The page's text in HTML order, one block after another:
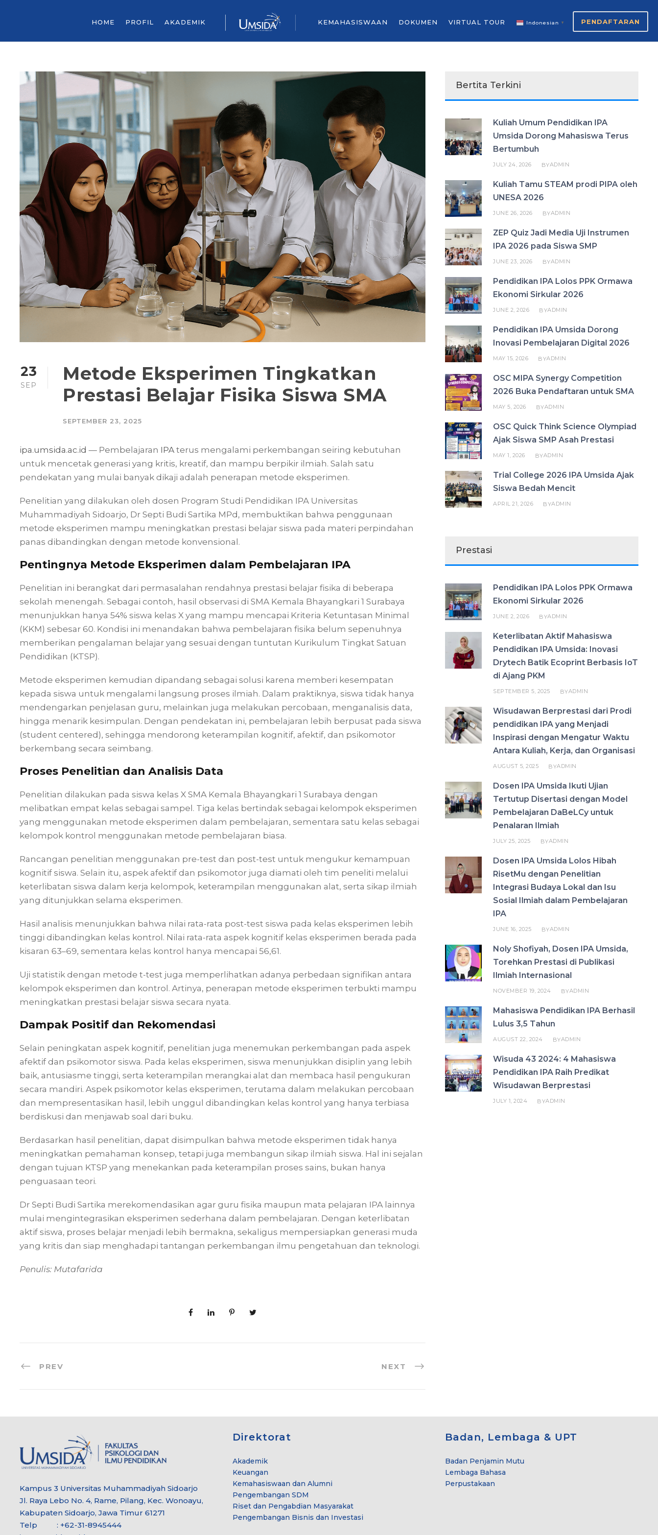
HOME PROFIL AKADEMIK KEMAHASISWAAN DOKUMEN VIRTUAL TOUR Indonesian ▼ PENDAFTARAN
23
SEP
Metode Eksperimen Tingkatkan
Prestasi Belajar Fisika Siswa SMA
SEPTEMBER 23, 2025
ipa.umsida.ac.id — Pembelajaran IPA terus mengalami perkembangan seiring kebutuhan
untuk mencetak generasi yang kritis, kreatif, dan mampu berpikir ilmiah. Salah satu
pendekatan yang mulai banyak dikaji adalah penerapan metode eksperimen.
Penelitian yang dilakukan oleh dosen Program Studi Pendidikan IPA Universitas
Muhammadiyah Sidoarjo, Dr Septi Budi Sartika MPd, membuktikan bahwa penggunaan
metode eksperimen mampu meningkatkan prestasi belajar siswa pada materi perpindahan
panas dibandingkan dengan metode konvensional.
Pentingnya Metode Eksperimen dalam Pembelajaran IPA
Penelitian ini berangkat dari permasalahan rendahnya prestasi belajar fisika di beberapa
sekolah menengah. Sebagai contoh, hasil observasi di SMA Kemala Bhayangkari 1 Surabaya
menunjukkan hanya 54% siswa kelas X yang mampu mencapai Kriteria Ketuntasan Minimal
(KKM) sebesar 60. Kondisi ini menandakan bahwa pembelajaran fisika belum sepenuhnya
memberikan pengalaman belajar yang sesuai dengan tuntutan Kurikulum Tingkat Satuan
Pendidikan (KTSP).
Metode eksperimen kemudian dipandang sebagai solusi karena memberi kesempatan
kepada siswa untuk mengalami langsung proses ilmiah. Dalam praktiknya, siswa tidak hanya
mendengarkan penjelasan guru, melainkan juga melakukan percobaan, menganalisis data,
hingga menarik kesimpulan. Dengan pendekatan ini, pembelajaran lebih berpusat pada siswa
(student centered), sehingga mendorong keterampilan kognitif, afektif, dan psikomotor
berkembang secara seimbang.
Proses Penelitian dan Analisis Data
Penelitian dilakukan pada siswa kelas X SMA Kemala Bhayangkari 1 Surabaya dengan
melibatkan empat kelas sebagai sampel. Tiga kelas bertindak sebagai kelompok eksperimen
yang menggunakan metode eksperimen dalam pembelajaran, sementara satu kelas sebagai
kelompok kontrol menggunakan metode pembelajaran biasa.
Rancangan penelitian menggunakan pre-test dan post-test untuk mengukur kemampuan
kognitif siswa. Selain itu, aspek afektif dan psikomotor juga diamati oleh tim peneliti melalui
keterlibatan siswa dalam kerja kelompok, keterampilan menggunakan alat, serta sikap ilmiah
yang ditunjukkan selama eksperimen.
Hasil analisis menunjukkan bahwa nilai rata-rata post-test siswa pada kelas eksperimen lebih
tinggi dibandingkan kelas kontrol. Nilai rata-rata aspek kognitif kelas eksperimen berada pada
kisaran 63–69, sementara kelas kontrol hanya mencapai 56,61.
Uji statistik dengan metode t-test juga memperlihatkan adanya perbedaan signifikan antara
kelompok eksperimen dan kontrol. Artinya, penerapan metode eksperimen terbukti mampu
meningkatkan prestasi belajar siswa secara nyata.
Dampak Positif dan Rekomendasi
Selain peningkatan aspek kognitif, penelitian juga menemukan perkembangan pada aspek
afektif dan psikomotor siswa. Pada kelas eksperimen, siswa menunjukkan disiplin yang lebih
baik, antusiasme tinggi, serta keterampilan merangkai alat dan membaca hasil pengukuran
secara mandiri. Aspek psikomotor kelas eksperimen, terutama dalam melakukan percobaan
dan mempresentasikan hasil, lebih unggul dibandingkan kelas kontrol yang hanya terbiasa
berdiskusi dan menjawab soal dari buku.
Berdasarkan hasil penelitian, dapat disimpulkan bahwa metode eksperimen tidak hanya
meningkatkan pemahaman konsep, tetapi juga membangun sikap ilmiah siswa. Hal ini sejalan
dengan tujuan KTSP yang menekankan pada keterampilan proses sains, bukan hanya
penguasaan teori.
Dr Septi Budi Sartika merekomendasikan agar guru fisika maupun mata pelajaran IPA lainnya
mulai mengintegrasikan eksperimen sederhana dalam pembelajaran. Dengan keterlibatan
aktif siswa, proses belajar menjadi lebih bermakna, sekaligus mempersiapkan generasi muda
yang kritis dan siap menghadapi tantangan perkembangan ilmu pengetahuan dan teknologi.
Penulis: Mutafarida
PREV NEXT
Bertita Terkini
Kuliah Umum Pendidikan IPA
Umsida Dorong Mahasiswa Terus
Bertumbuh
JULY 24, 2026 BYADMIN
Kuliah Tamu STEAM prodi PIPA oleh
UNESA 2026
JUNE 26, 2026 BYADMIN
ZEP Quiz Jadi Media Uji Instrumen
IPA 2026 pada Siswa SMP
JUNE 23, 2026 BYADMIN
Pendidikan IPA Lolos PPK Ormawa
Ekonomi Sirkular 2026
JUNE 2, 2026 BYADMIN
Pendidikan IPA Umsida Dorong
Inovasi Pembelajaran Digital 2026
MAY 15, 2026 BYADMIN
OSC MIPA Synergy Competition
2026 Buka Pendaftaran untuk SMA
MAY 5, 2026 BYADMIN
OSC Quick Think Science Olympiad
Ajak Siswa SMP Asah Prestasi
MAY 1, 2026 BYADMIN
Trial College 2026 IPA Umsida Ajak
Siswa Bedah Mencit
APRIL 21, 2026 BYADMIN
Prestasi
Pendidikan IPA Lolos PPK Ormawa
Ekonomi Sirkular 2026
JUNE 2, 2026 BYADMIN
Keterlibatan Aktif Mahasiswa
Pendidikan IPA Umsida: Inovasi
Drytech Batik Ecoprint Berbasis IoT
di Ajang PKM
SEPTEMBER 5, 2025 BYADMIN
Wisudawan Berprestasi dari Prodi
pendidikan IPA yang Menjadi
Inspirasi dengan Mengatur Waktu
Antara Kuliah, Kerja, dan Organisasi
AUGUST 5, 2025 BYADMIN
Dosen IPA Umsida Ikuti Ujian
Tertutup Disertasi dengan Model
Pembelajaran DaBeLCy untuk
Penalaran Ilmiah
JULY 25, 2025 BYADMIN
Dosen IPA Umsida Lolos Hibah
RisetMu dengan Penelitian
Integrasi Budaya Lokal dan Isu
Sosial Ilmiah dalam Pembelajaran
IPA
JUNE 16, 2025 BYADMIN
Noly Shofiyah, Dosen IPA Umsida,
Torehkan Prestasi di Publikasi
Ilmiah Internasional
NOVEMBER 19, 2024 BYADMIN
Mahasiswa Pendidikan IPA Berhasil
Lulus 3,5 Tahun
AUGUST 22, 2024 BYADMIN
Wisuda 43 2024: 4 Mahasiswa
Pendidikan IPA Raih Predikat
Wisudawan Berprestasi
JULY 1, 2024 BYADMIN
Kampus 3 Universitas Muhammadiyah Sidoarjo
Jl. Raya Lebo No. 4, Rame, Pilang, Kec. Wonoayu,
Kabupaten Sidoarjo, Jawa Timur 61271
Telp : +62-31-8945444
Direktorat
Akademik
Keuangan
Kemahasiswaan dan Alumni
Pengembangan SDM
Riset dan Pengabdian Masyarakat
Pengembangan Bisnis dan Investasi
Badan, Lembaga & UPT
Badan Penjamin Mutu
Lembaga Bahasa
Perpustakaan